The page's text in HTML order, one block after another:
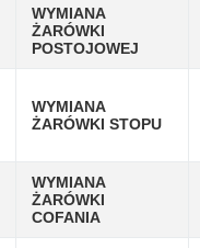
WYMIANA
ŻARÓWKI
POSTOJOWEJ
WYMIANA
ŻARÓWKI STOPU
WYMIANA
ŻARÓWKI
COFANIA